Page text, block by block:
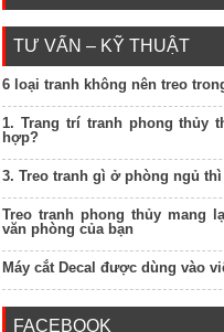
TƯ VẤN – KỸ THUẬT
6 loại tranh không nên treo
1. Trang trí tranh phong thủy
hợp?
3. Treo tranh gì ở phòng ngủ
Treo tranh phong thủy mang
văn phòng của bạn
Máy cắt Decal được dùng vào
FACEBOOK